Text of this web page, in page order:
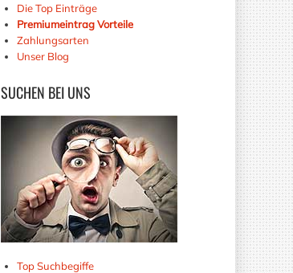
Die Top Einträge
Premiumeintrag Vorteile
Zahlungsarten
Unser Blog
SUCHEN BEI UNS
Top Suchbegiffe